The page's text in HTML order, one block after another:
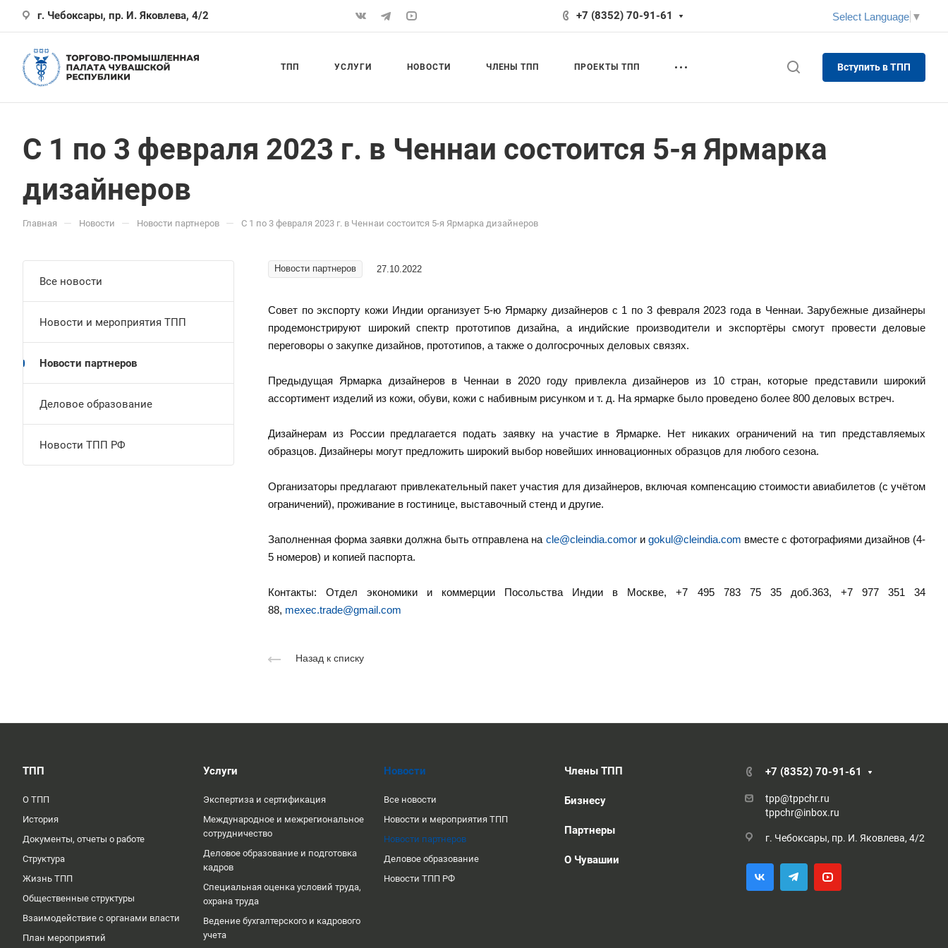
г. Чебоксары, пр. И. Яковлева, 4/2 +7 (8352) 70-91-61 Select Language ▼
ТПП УСЛУГИ НОВОСТИ ЧЛЕНЫ ТПП ПРОЕКТЫ ТПП Вступить в ТПП
С 1 по 3 февраля 2023 г. в Ченнаи состоится 5-я Ярмарка
дизайнеров
Главная — Новости — Новости партнеров — С 1 по 3 февраля 2023 г. в Ченнаи состоится 5-я Ярмарка дизайнеров
Новости партнеров 27.10.2022
Совет по экспорту кожи Индии организует 5-ю Ярмарку дизайнеров с 1 по 3 февраля 2023 года в Ченнаи. Зарубежные дизайнеры
продемонстрируют широкий спектр прототипов дизайна, а индийские производители и экспортёры смогут провести деловые
переговоры о закупке дизайнов, прототипов, а также о долгосрочных деловых связях.
Предыдущая Ярмарка дизайнеров в Ченнаи в 2020 году привлекла дизайнеров из 10 стран, которые представили широкий
ассортимент изделий из кожи, обуви, кожи с набивным рисунком и т. д. На ярмарке было проведено более 800 деловых встреч.
Дизайнерам из России предлагается подать заявку на участие в Ярмарке. Нет никаких ограничений на тип представляемых
образцов. Дизайнеры могут предложить широкий выбор новейших инновационных образцов для любого сезона.
Организаторы предлагают привлекательный пакет участия для дизайнеров, включая компенсацию стоимости авиабилетов (с учётом
ограничений), проживание в гостинице, выставочный стенд и другие.
Заполненная форма заявки должна быть отправлена на cle@cleindia.comorи gokul@cleindia.com вместе с фотографиями дизайнов (4-
5 номеров) и копией паспорта.
Контакты: Отдел экономики и коммерции Посольства Индии в Москве, +7 495 783 75 35 доб.363, +7 977 351 34
88, mexec.trade@gmail.com
Назад к списку
Все новости
Новости и мероприятия ТПП
Новости партнеров
Деловое образование
Новости ТПП РФ
ТПП
О ТПП
История
Документы, отчеты о работе
Структура
Жизнь ТПП
Общественные структуры
Взаимодействие с органами власти
План мероприятий
Услуги
Экспертиза и сертификация
Международное и межрегиональное
сотрудничество
Деловое образование и подготовка
кадров
Специальная оценка условий труда,
охрана труда
Ведение бухгалтерского и кадрового
учета
Новости
Все новости
Новости и мероприятия ТПП
Новости партнеров
Деловое образование
Новости ТПП РФ
Члены ТПП
Бизнесу
Партнеры
О Чувашии
+7 (8352) 70-91-61
tpp@tppchr.ru
tppchr@inbox.ru
г. Чебоксары, пр. И. Яковлева, 4/2